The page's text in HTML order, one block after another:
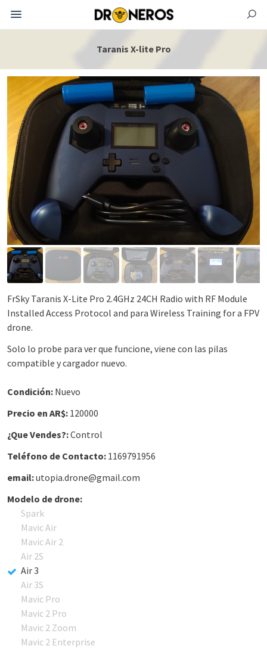
Taranis X-lite Pro
FrSky Taranis X-Lite Pro 2.4GHz 24CH Radio with RF Module
Installed Access Protocol and para Wireless Training for a FPV
drone.
Solo lo probe para ver que funcione, viene con las pilas
compatible y cargador nuevo.
Condición: Nuevo
Precio en AR$: 120000
¿Que Vendes?:Control
Teléfono de Contacto: 1169791956
email:utopia.drone@gmail.com
Modelo de drone:
Spark
Mavic Air
Mavic Air 2
Air 2S
Air 3
Air 3S
Mavic Pro
Mavic 2 Pro
Mavic 2 Zoom
Mavic 2 Enterprise